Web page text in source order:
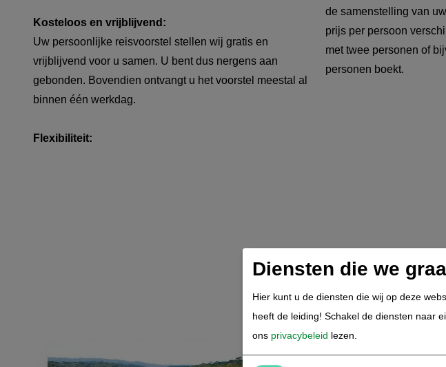
Kosteloos en vrijblijvend:
Uw persoonlijke reisvoorstel stellen wij gratis en
vrijblijvend voor u samen. U bent dus nergens aan
gebonden. Bovendien ontvangt u het voorstel meestal al
binnen één werkdag.
Flexibiliteit:
de samenstelling van
prijs per persoon
met twee personen of
personen boekt.
Diensten die we
Hier kunt u de diensten die wij op deze
heeft de leiding! Schakel de diensten naar
ons privacybeleid lezen.